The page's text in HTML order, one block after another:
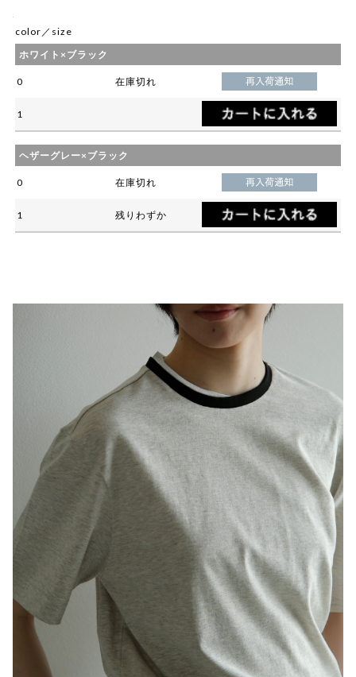
color／size
ホワイト×ブラック
0 在庫切れ
1
ヘザーグレー×ブラック
0 在庫切れ
1 残りわずか